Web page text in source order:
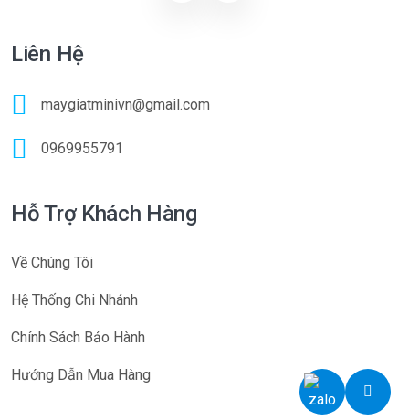
Liên Hệ
maygiatminivn@gmail.com
0969955791
Hỗ Trợ Khách Hàng
Về Chúng Tôi
Hệ Thống Chi Nhánh
Chính Sách Bảo Hành
Hướng Dẫn Mua Hàng